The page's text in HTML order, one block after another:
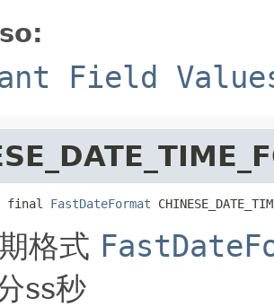
Field
final FastDateFormat
格式
ss秒